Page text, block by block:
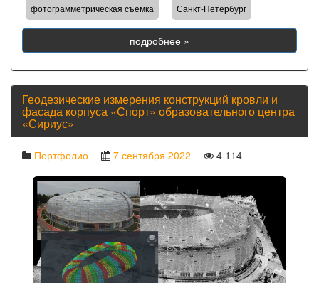
фотограмметрическая съемка Санкт-Петербург
подробнее »
Геодезические измерения конструкций кровли и
фасада корпуса «Спорт» образовательного центра
«Сириус»
Портфолио 7 сентября 2022 4 114